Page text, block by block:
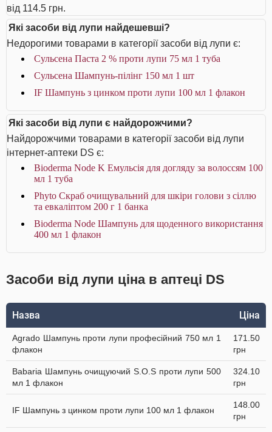
від 114.5 грн.
Які засоби від лупи найдешевші?
Недорогими товарами в категорії засоби від лупи є:
Сульсена Паста 2 % проти лупи 75 мл 1 туба
Сульсена Шампунь-пілінг 150 мл 1 шт
IF Шампунь з цинком проти лупи 100 мл 1 флакон
Які засоби від лупи є найдорожчими?
Найдорожчими товарами в категорії засоби від лупи
інтернет-аптеки DS є:
Bioderma Node K Емульсія для догляду за волоссям 100
мл 1 туба
Phyto Скраб очищувальний для шкіри голови з сіллю
та евкаліптом 200 г 1 банка
Bioderma Node Шампунь для щоденного використання
400 мл 1 флакон
Засоби від лупи ціна в аптеці DS
Назва Ціна
Agrado Шампунь проти лупи професійний 750 мл 1
флакон
171.50
грн
Babaria Шампунь очищуючий S.O.S проти лупи 500
мл 1 флакон
324.10
грн
IF Шампунь з цинком проти лупи 100 мл 1 флакон
148.00
грн